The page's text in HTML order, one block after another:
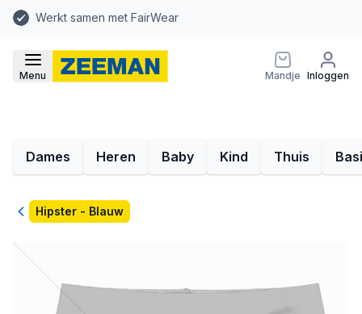
Werkt samen met FairWear
Menu Mandje Inloggen
Dames Heren Baby Kind Thuis
TerugHipster - Blauw